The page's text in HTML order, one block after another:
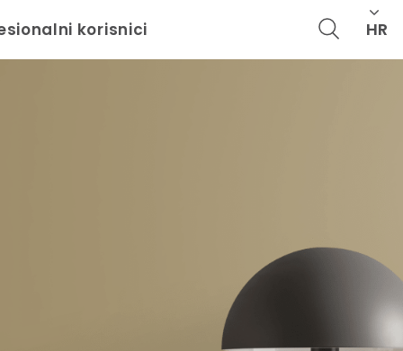
korisnici HR